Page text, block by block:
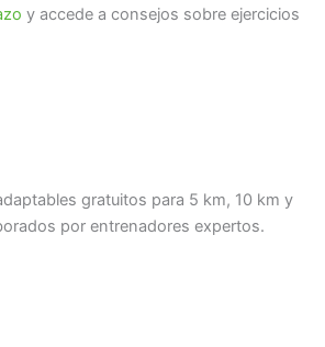
y accede a consejos sobre ejercicios
gratuitos para 5 km, 10 km y
por entrenadores expertos.